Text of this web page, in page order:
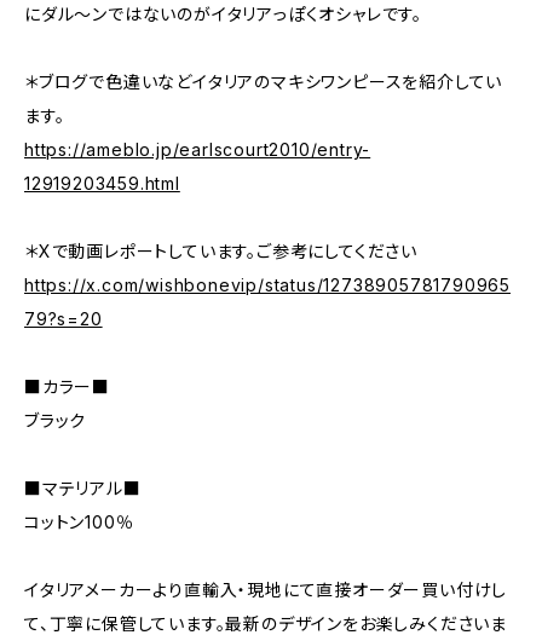
にダル～ンではないのがイタリアっぽくオシャレです。
＊ブログで色違いなどイタリアのマキシワンピースを紹介してい
ます。
https://ameblo.jp/earlscourt2010/entry-
12919203459.html
＊Xで動画レポートしています。ご参考にしてください
https://x.com/wishbonevip/status/12738905781790965
79?s=20
■カラー■
ブラック
■マテリアル■
コットン100％
イタリアメーカーより直輸入・現地にて直接オーダー買い付けし
て、丁寧に保管しています。最新のデザインをお楽しみくださいま